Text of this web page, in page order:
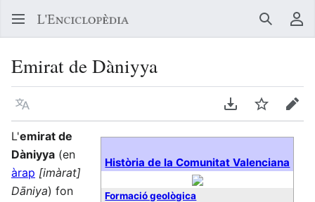
Buscar
Emirat de Dàniyya
Llegir en un atre idioma Descarregar en
Vigilar
Història de la Comunitat Valenciana
Formació geològica
L'emirat de
Dàniyya (en
àrap [imàrat]
Dāniya) fon